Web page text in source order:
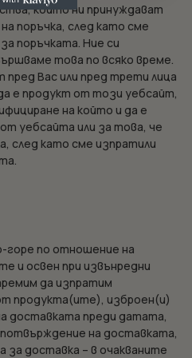
които ни принуждават
поръчка, след като сме
поръчката. Ние си
това по всяко време.
Вас или пред трети лица
е продукт от този уебсайт,
на който и да е
уебсайта или за това, че
след като сме изпратили
горе по отношение на
и освен при извънредни
да изпратим
продукта(ите), изброен(и)
доставката преди датата,
на доставката,
за доставка – в очакваните